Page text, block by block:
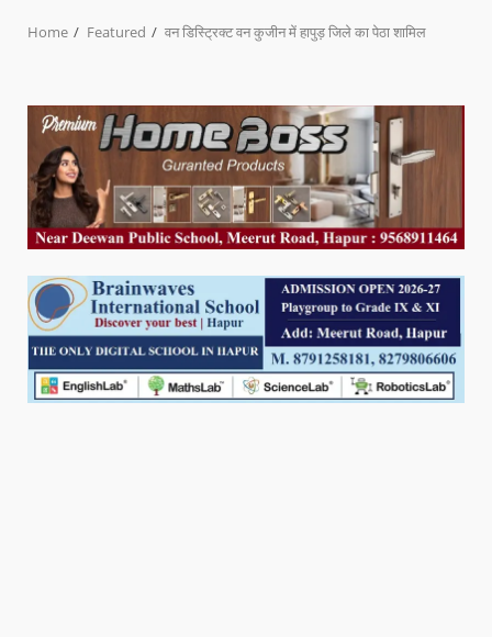
Home Featured वन डिस्ट्रिक्ट वन कुजीन में हापुड़ जिले का पेठा शामिल